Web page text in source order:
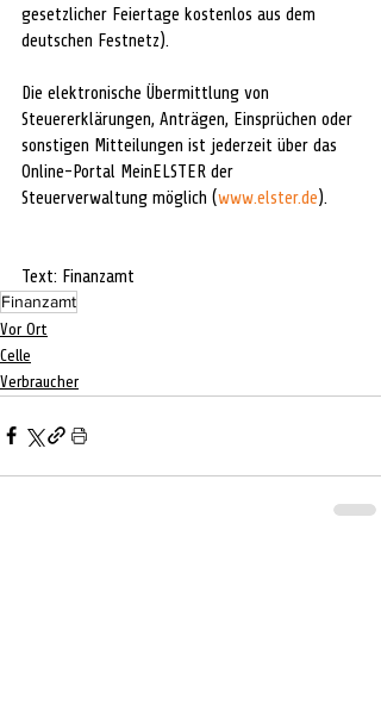
gesetzlicher Feiertage kostenlos aus dem
deutschen Festnetz).
Die elektronische Übermittlung von
Steuererklärungen, Anträgen, Einsprüchen oder
sonstigen Mitteilungen ist jederzeit über das
Online-Portal MeinELSTER der
Steuerverwaltung möglich (www.elster.de).
Text: Finanzamt
Finanzamt
Vor Ort
Celle
Verbraucher